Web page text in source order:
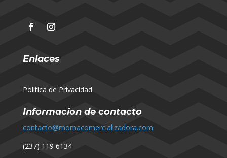
Enlaces
Politica de Privacidad
Informacion de contacto
contacto@momacomercializadora.com
(237) 119 6134